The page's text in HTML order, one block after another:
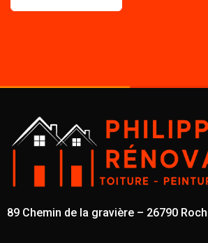
89 Chemin de la gravière – 26790